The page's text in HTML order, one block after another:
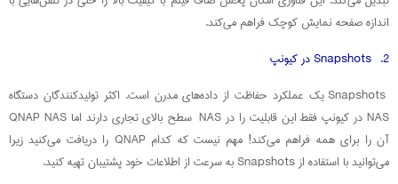
اندازه صفحه نمایش کوچک فراهم می‌کند.
2. Snapshots در کیونپ
Snapshots یک عملکرد حفاظت از داده‌های مدرن است. اکثر تولیدکنندگان دستگاه
NAS در کیونپ فقط این قابلیت را در NAS سطح بالای تجاری دارند اما QNAP NAS
آن را برای همه فراهم می‌کند! مهم نیست که کدام QNAP را دریافت می‌کنید زیرا
می‌توانید با استفاده از Snapshots به سرعت از اطلاعات خود پشتیبان تهیه کنید.